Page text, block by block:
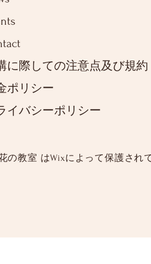
に際しての注意点及び規約
ポリシー
イバシーポリシー
の教室 はWixによって保護され